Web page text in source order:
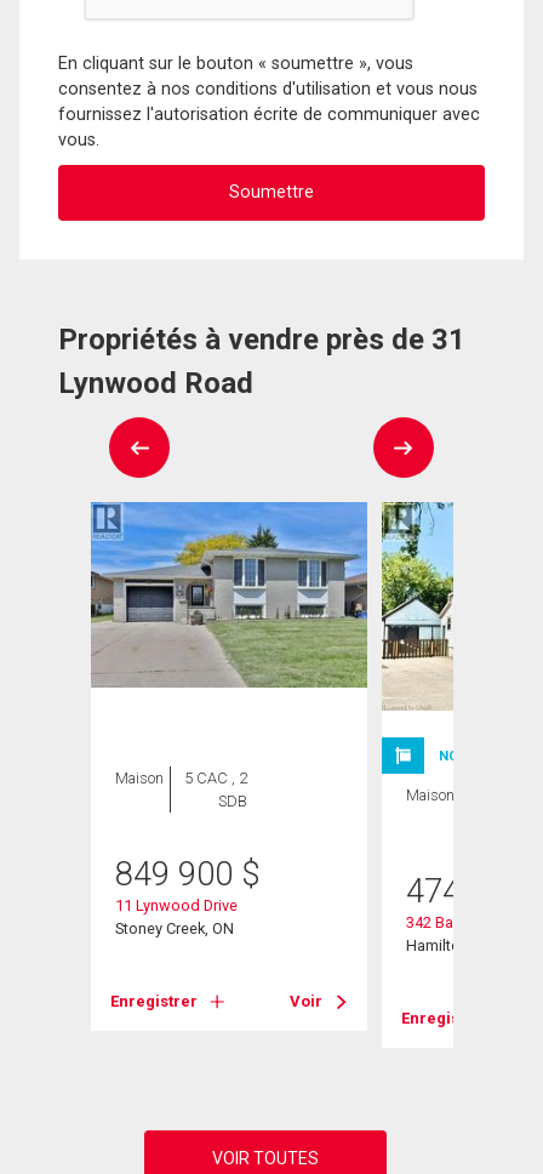
En cliquant sur le bouton « soumettre », vous
consentez à nos conditions d'utilisation et vous nous
fournissez l'autorisation écrite de communiquer avec
vous.
Propriétés à vendre près de 31
Lynwood Road
Maison
5 CAC , 2
SDB
849 900 $
11 Lynwood Drive
Stoney Creek, ON
Enregistrer Voir
NOUVELLE
Maison
474 900
342 Barton Street
Hamilton, ON
Enregistrer